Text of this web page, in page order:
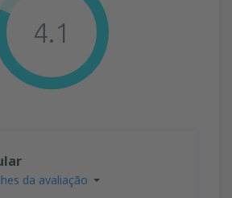
4.1
da avaliação